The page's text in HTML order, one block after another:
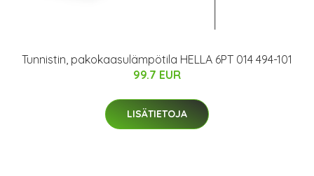
Tunnistin, pakokaasulämpötila HELLA 6PT 014 494-101
99.7 EUR
LISÄTIETOJA